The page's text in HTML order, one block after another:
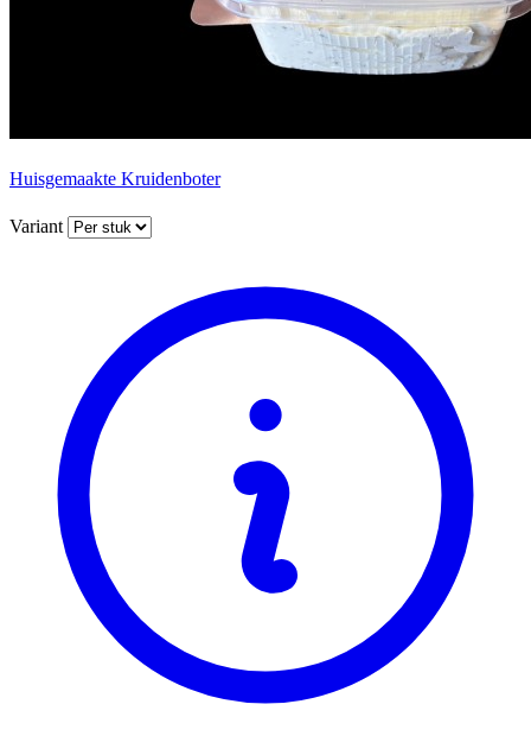
Huisgemaakte Kruidenboter
Variant